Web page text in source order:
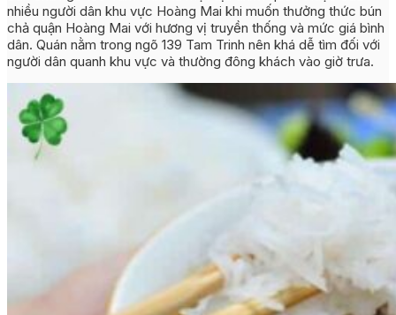
nhiều người dân khu vực Hoàng Mai khi muốn thưởng thức bún
chả quận Hoàng Mai với hương vị truyền thống và mức giá bình
dân. Quán nằm trong ngõ 139 Tam Trinh nên khá dễ tìm đối với
người dân quanh khu vực và thường đông khách vào giờ trưa.